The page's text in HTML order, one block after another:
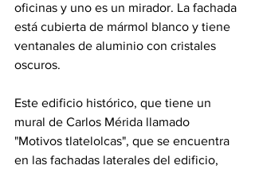
oficinas y uno es un mirador. La fachada
está cubierta de mármol blanco y tiene
ventanales de aluminio con cristales
oscuros.
Este edificio histórico, que tiene un
mural de Carlos Mérida llamado
"Motivos tlatelolcas", que se encuentra
en las fachadas laterales del edificio,